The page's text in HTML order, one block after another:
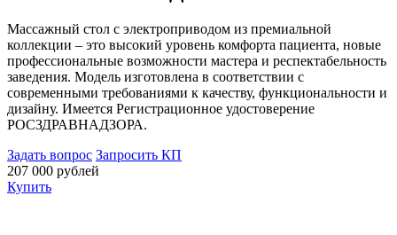
Массажный стол с электроприводом из премиальной
коллекции – это высокий уровень комфорта пациента, новые
профессиональные возможности мастера и респектабельность
заведения. Модель изготовлена в соответствии с
современными требованиями к качеству, функциональности и
дизайну. Имеется Регистрационное удостоверение
РОСЗДРАВНАДЗОРА.
Задать вопрос Запросить КП
207 000 рублей
Купить